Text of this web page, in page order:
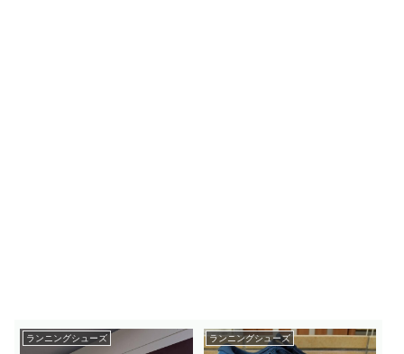
ランニングシューズ ランニングシューズ